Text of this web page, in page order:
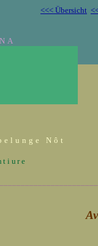
<<< Übersicht
Nôt